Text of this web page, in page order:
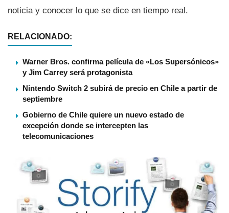
noticia y conocer lo que se dice en tiempo real.
RELACIONADO:
Warner Bros. confirma película de «Los Supersónicos»
y Jim Carrey será protagonista
Nintendo Switch 2 subirá de precio en Chile a partir de
septiembre
Gobierno de Chile quiere un nuevo estado de
excepción donde se intercepten las
telecomunicaciones